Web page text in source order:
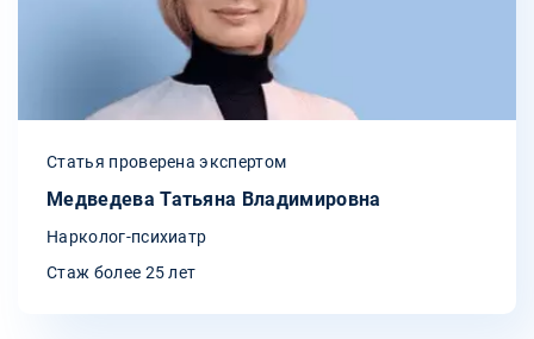
Статья проверена экспертом
Медведева Татьяна Владимировна
Нарколог-психиатр
Стаж более 25 лет